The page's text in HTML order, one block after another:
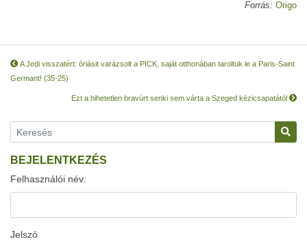
Forrás: Origo
A Jedi visszatért: óriásit varázsolt a PICK, saját otthonában taroltuk le a Paris-Saint
Germant! (35-25)
Ezt a hihetetlen bravúrt senki sem várta a Szeged kézicsapatától
BEJELENTKEZÉS
Felhasználói név:
Jelszó